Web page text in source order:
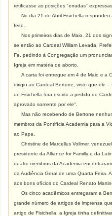
retificasse as posições "erradas"
No dia 21 de Abril Fisichella respondeu
feito.
Nos primeiros dias de Maio, 21 dos
se então ao Cardeal William Levada,
Fé, pedindo à Congregação um
Igreja em matéria de aborto.
A carta foi entregue em 4 de Maio e a
dirigiu ao Cardeal Bertone, visto que ele
de Fisichella fora escrito a pedido do
aprovado somente por ele".
Mas não recebendo de Bertone
membros da Pontifícia Academia para a
ao Papa.
Christine de Marcellus Vollmer,
presidente da Alliance for Familly e da
quatro membros da Academia
da Audiência Geral de uma Quarta Feira.
aos bons ofícios do Cardeal Renato
Os cinco acadêmicos entregaram a
grande número de artigos de imprensa
artigo de Fisichella, a Igreja tinha